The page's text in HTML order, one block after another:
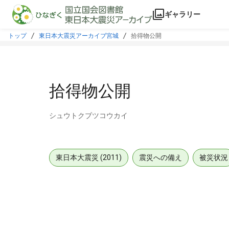
本文に飛ぶ
ギャラリー
トップ 東日本大震災アーカイブ宮城 拾得物公開
拾得物公開
シュウトクブツコウカイ
東日本大震災 (2011) 震災への備え 被災状況